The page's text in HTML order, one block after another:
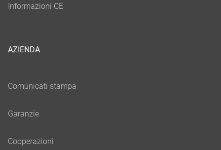
AZIENDA